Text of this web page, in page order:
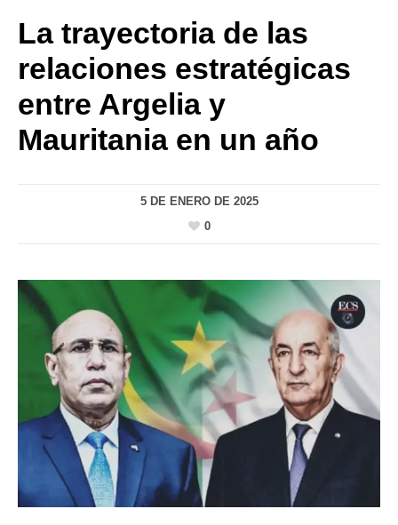
La trayectoria de las
relaciones estratégicas
entre Argelia y
Mauritania en un año
5 DE ENERO DE 2025
0